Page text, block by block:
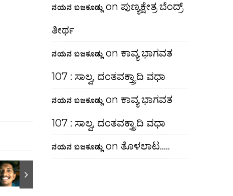
ನಯನ ಬಜಕೂಡ್ಲು on ಪುಣ್ಯಕ್ಷೇತ್ರ ಬೆಂದ್ರ್
ತೀರ್ಥ
ನಯನ ಬಜಕೂಡ್ಲು on ಕಾವ್ಯ ಭಾಗವತ
107 : ಸಾಲ್ವ, ದಂತವಕ್ತ್ರಾದಿ ವಧಾ
ನಯನ ಬಜಕೂಡ್ಲು on ಕಾವ್ಯ ಭಾಗವತ
107 : ಸಾಲ್ವ, ದಂತವಕ್ತ್ರಾದಿ ವಧಾ
ನಯನ ಬಜಕೂಡ್ಲು on ತೊಳಲಾಟ…..